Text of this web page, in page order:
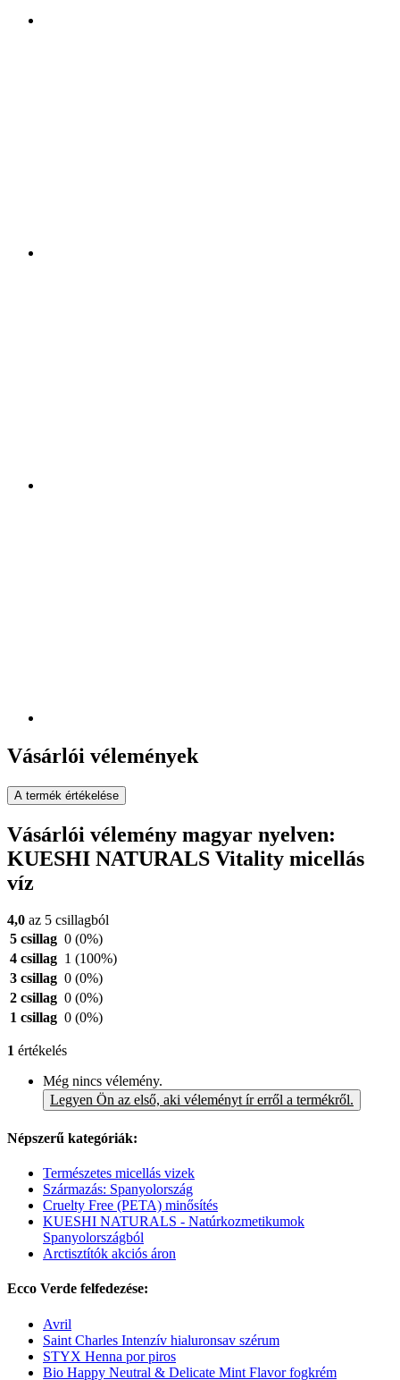
Vásárlói vélemények
A termék értékelése
Vásárlói vélemény magyar nyelven:
KUESHI NATURALS Vitality micellás
víz
4,0 az 5 csillagból
5 csillag 0 (0%)
4 csillag 1 (100%)
3 csillag 0 (0%)
2 csillag 0 (0%)
1 csillag 0 (0%)
1 értékelés
Még nincs vélemény.
Legyen Ön az első, aki véleményt ír erről a termékről.
Népszerű kategóriák:
Természetes micellás vizek
Származás: Spanyolország
Cruelty Free (PETA) minősítés
KUESHI NATURALS - Natúrkozmetikumok
Spanyolországból
Arctisztítók akciós áron
Ecco Verde felfedezése:
Avril
Saint Charles Intenzív hialuronsav szérum
STYX Henna por piros
Bio Happy Neutral & Delicate Mint Flavor fogkrém